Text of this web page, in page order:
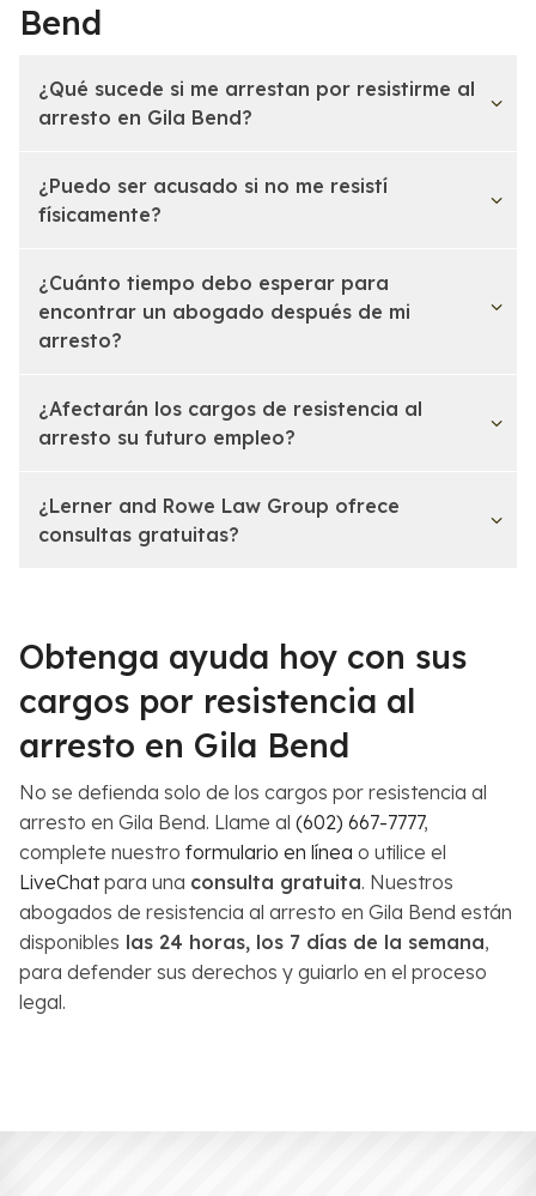
Bend
¿Qué sucede si me arrestan por resistirme al
arresto en Gila Bend?
¿Puedo ser acusado si no me resistí
físicamente?
¿Cuánto tiempo debo esperar para
encontrar un abogado después de mi
arresto?
¿Afectarán los cargos de resistencia al
arresto su futuro empleo?
¿Lerner and Rowe Law Group ofrece
consultas gratuitas?
Obtenga ayuda hoy con sus
cargos por resistencia al
arresto en Gila Bend
No se defienda solo de los cargos por resistencia al
arresto en Gila Bend. Llame al (602) 667-7777,
complete nuestro formulario en línea o utilice el
LiveChatpara una consulta gratuita. Nuestros
abogados de resistencia al arresto en Gila Bend están
disponibles las 24 horas, los 7 días de la semana,
para defender sus derechos y guiarlo en el proceso
legal.